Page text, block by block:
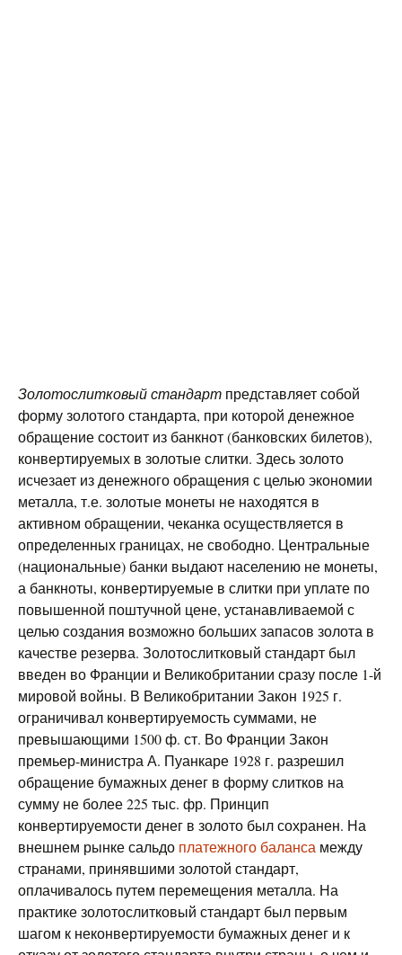
Золотослитковый стандарт представляет собой
форму золотого стандарта, при которой денежное
обращение состоит из банкнот (банковских билетов),
конвертируемых в золотые слитки. Здесь золото
исчезает из денежного обращения с целью экономии
металла, т.е. золотые монеты не находятся в
активном обращении, чеканка осуществляется в
определенных границах, не свободно. Центральные
(национальные) банки выдают населению не монеты,
а банкноты, конвертируемые в слитки при уплате по
повышенной поштучной цене, устанавливаемой с
целью создания возможно больших запасов золота в
качестве резерва. Золотослитковый стандарт был
введен во Франции и Великобритании сразу после 1-й
мировой войны. В Великобритании Закон 1925 г.
ограничивал конвертируемость суммами, не
превышающими 1500 ф. ст. Во Франции Закон
премьер-министра А. Пуанкаре 1928 г. разрешил
обращение бумажных денег в форму слитков на
сумму не более 225 тыс. фр. Принцип
конвертируемости денег в золото был сохранен. На
внешнем рынке сальдо платежного баланса между
странами, принявшими золотой стандарт,
оплачивалось путем перемещения металла. На
практике золотослитковый стандарт был первым
шагом к неконвертируемости бумажных денег и к